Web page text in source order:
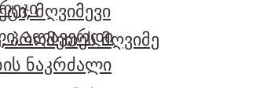
მღვიმევი
პრომეთეს მღვიმე
ალავერდი
ნაკრძალი